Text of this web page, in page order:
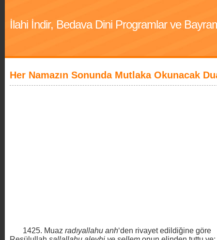
İlahi İndir, Bedava Dini Programlar ve
Her Namazın Sonunda Mutlaka Okunacak
1425. Muaz radıyallahu anh‘den rivayet edildiğine göre